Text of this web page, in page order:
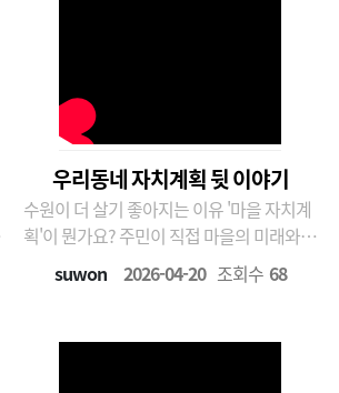
우리동네 자치계획 뒷 이야기
수원이 더 살기 좋아지는 이유 '마을 자치계
획'이 뭔가요? 주민이 직접 마을의 미래와
개선점을 발굴하는 실천 계획 마을 지도 조
사, 사업 아이디어 발굴, 우선순위 선정 3단
력으로 665건 사업 도출 주민과 청년들이
suwon 2026-04-20 조회수 68